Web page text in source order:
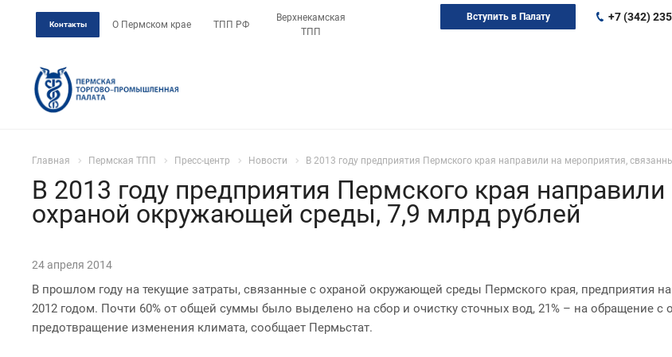
Контакты О Пермском крае ТПП РФ
Верхнекамская
ТПП
+7 (342)
Вступить в Палату
Главная Пермская ТПП Пресс-центр Новости В 2013 году предприятия Пермского края направили на мероприятия,
В 2013 году предприятия Пермского края
охраной окружающей среды, 7,9 млрд рублей
24 апреля 2014
В прошлом году на текущие затраты, связанные с охраной окружающей среды Пермского края, предприятия
2012 годом. Почти 60% от общей суммы было выделено на сбор и очистку сточных вод, 21% – на обращение с
предотвращение изменения климата, сообщает Пермьстат.